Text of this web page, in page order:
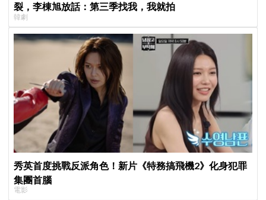
裂，李棟旭放話：第三季找我，我就拍
韓劇
秀英首度挑戰反派角色！新片《特務搞飛機2》化身犯罪
集團首腦
電影